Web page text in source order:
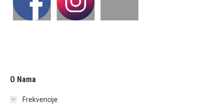
O Nama
Frekvencije